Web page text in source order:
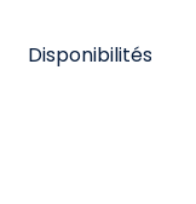
Disponibilités